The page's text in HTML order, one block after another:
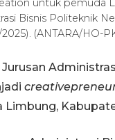
untuk pemuda
Bisnis Politeknik
(ANTARA/HO-